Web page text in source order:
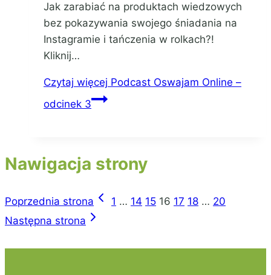
Jak zarabiać na produktach wiedzowych
bez pokazywania swojego śniadania na
Instagramie i tańczenia w rolkach?!
Kliknij…
Czytaj więcej Podcast Oswajam Online –
odcinek 3
Nawigacja strony
Poprzednia strona 1 … 14 15 16 17 18 … 20
Następna strona